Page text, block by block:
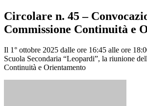
Circolare n. 45 –
Commissione Continuità e
Il 1° ottobre 2025 dalle ore 16:45 alle ore
Scuola Secondaria “Leopardi”, la riunione
Continuità e Orientamento